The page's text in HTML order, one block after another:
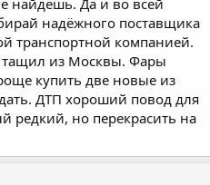
надёжного поставщика
транспортной компанией.
тащил из Москвы. Фары
купить две новые из
ДТП хороший повод для
редкий, но перекрасить на